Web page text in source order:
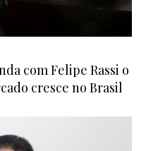
com Felipe Rassi o
cresce no Brasil